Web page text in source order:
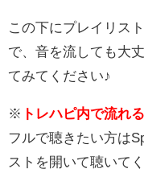
この下にプレイリス
で、音を流しても大
てみてください♪
※ トレハピ内で流れ
フルで聴きたい方は
ストを開いて聴いて